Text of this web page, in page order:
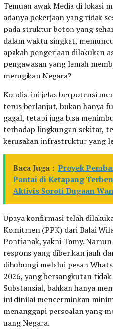
Temuan awak Media di lokasi
adanya pekerjaan yang tidak
pada struktur beton yang
dalam waktu singkat,
apakah pengerjaan dilakukan
pengawasan yang lemah
merugikan Negara?
Kondisi ini jelas berpotensi
terus berlanjut, bukan hanya
gagal, tetapi juga bisa
terhadap lingkungan sekitar,
kerusakan infrastruktur yang
Baca Juga : Proyek
Pantai di Ketapang
Aktivis Soroti Dugaan
Upaya konfirmasi telah
Komitmen (PPK) dari Balai
Pontianak, yakni Tomy.
respons yang diberikan jauh
dihubungi melalui pesan
2026, yang bersangkutan
Substansial, bahkan hanya
ini dinilai mencerminkan
menanggapi persoalan yang
uang Negara.